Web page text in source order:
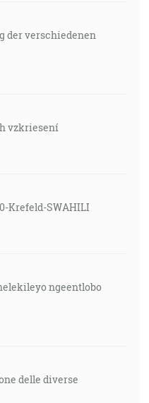
der verschiedenen
vzkriesení
Krefeld-SWAHILI
ngeentlobo
delle diverse